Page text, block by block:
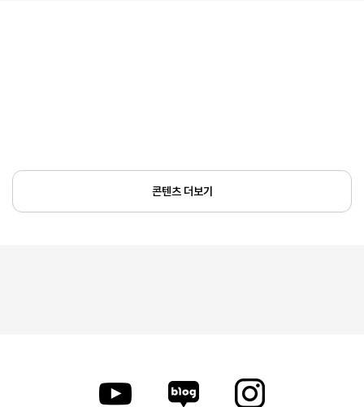
콘텐츠 더보기